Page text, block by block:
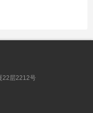
22层2212号